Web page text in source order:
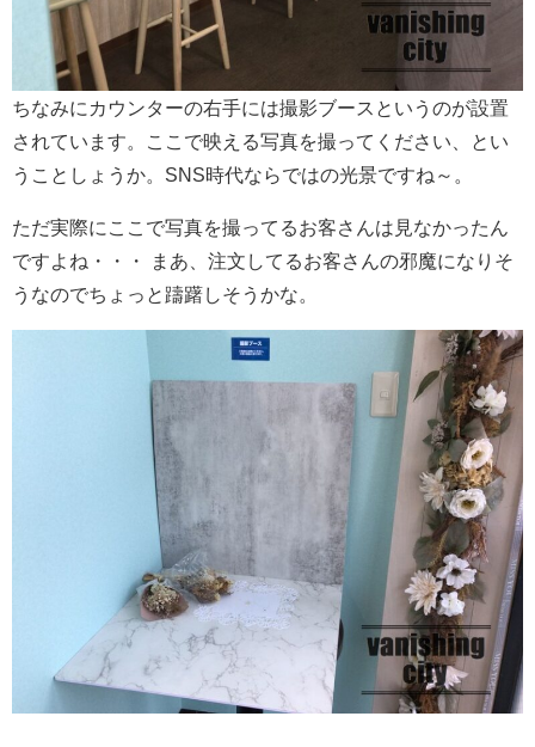
ちなみにカウンターの右手には撮影ブースというのが設置
されています。ここで映える写真を撮ってください、とい
うことしょうか。SNS時代ならではの光景ですね～。
ただ実際にここで写真を撮ってるお客さんは見なかったん
ですよね・・・ まあ、注文してるお客さんの邪魔になりそ
うなのでちょっと躊躇しそうかな。